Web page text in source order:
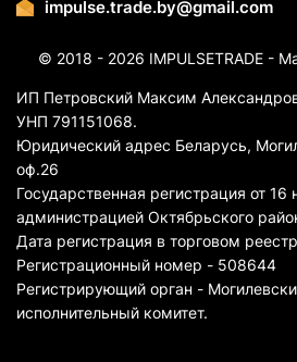
impulse.trade.by@gmail.com
© 2018 - 2026 IMPULSETRADE -
ИП Петровский Максим
УНП 791151068.
Юридический адрес Беларусь,
оф.26
Государственная регистрация от
администрацией Октябрьского
Дата регистрация в торговом
Регистрационный номер - 508644
Регистрирующий орган -
исполнительный комитет.